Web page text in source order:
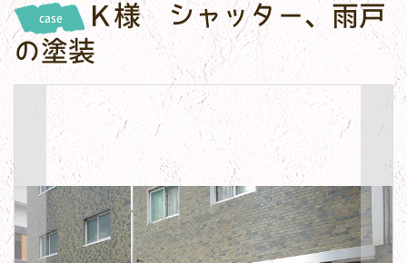
case
Ｋ様 シャッター、雨戸
の塗装